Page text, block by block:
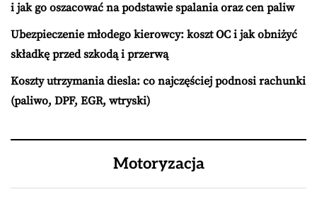
i jak go oszacować na podstawie spalania oraz cen paliw
Ubezpieczenie młodego kierowcy: koszt OC i jak obniżyć
składkę przed szkodą i przerwą
Koszty utrzymania diesla: co najczęściej podnosi rachunki
(paliwo, DPF, EGR, wtryski)
Motoryzacja